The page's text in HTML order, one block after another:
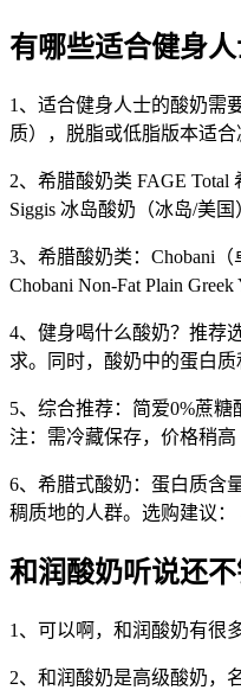
有哪些适合健身
1、适合健身人士的酸奶需
质），脱脂或低脂版本适
2、希腊酸奶类 FAGE
Siggis 冰岛酸奶（冰岛/美
3、希腊酸奶类：Chobani
Chobani Non-Fat Plain
4、健身喝什么酸奶？推荐
求。同时，酸奶中的蛋白
5、综合推荐：简爱0%蔗
注：需冷藏保存，价格稍高
6、希腊式酸奶：蛋白质含
稠质地的人群。选购建议：
和润酸奶听说还
1、可以啊，和润酸奶有很
2、和润酸奶是高级酸奶，